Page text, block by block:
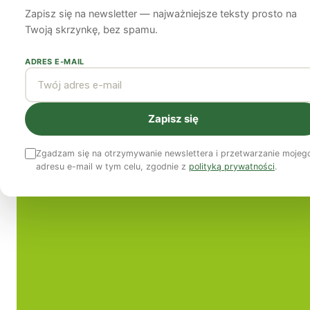
Isabel Castro13 stycznia 2014 9 min czytania
Zapisz się na newsletter — najważniejsze teksty prosto na
Twoją skrzynkę, bez spamu.
ADRES E-MAIL
Zapisz się
Zgadzam się na otrzymywanie newslettera i przetwarzanie
adresu e-mail w tym celu, zgodnie z polityką prywatności.